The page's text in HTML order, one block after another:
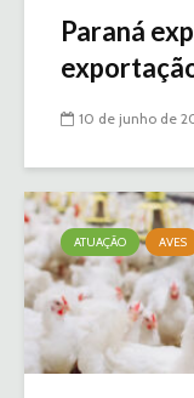
Paraná
10 de junho de
ATUAÇÃO AVES